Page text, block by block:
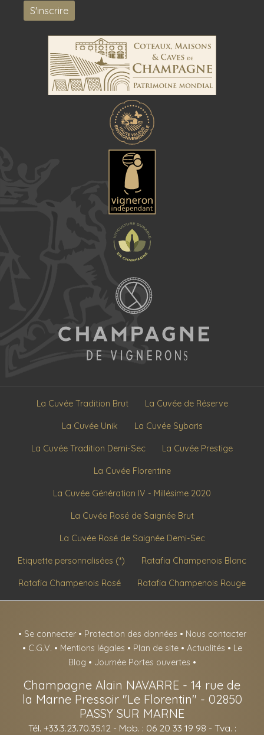
La Cuvée Tradition Brut La Cuvée de Réserve
La Cuvée Unik La Cuvée Sybaris
La Cuvée Tradition Demi-Sec La Cuvée Prestige
La Cuvée Florentine
La Cuvée Génération IV - Millésime 2020
La Cuvée Rosé de Saignée Brut
La Cuvée Rosé de Saignée Demi-Sec
Etiquette personnalisées (*) Ratafia Champenois Blanc
Ratafia Champenois Rosé Ratafia Champenois Rouge
• Se connecter • Protection des données • Nous contacter
• C.G.V. • Mentions légales • Plan de site • Actualités • Le
Blog • Journée Portes ouvertes •
Champagne Alain NAVARRE - 14 rue de
la Marne Pressoir "Le Florentin" - 02850
PASSY SUR MARNE
Tél. +33.3.23.70.35.12 - Mob. : 06 20 33 19 98 - Tva. :